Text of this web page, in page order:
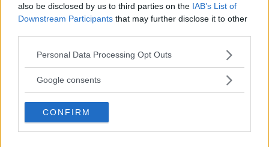
also be disclosed by us to third parties on the IAB’s List of
Downstream Participants that may further disclose it to other
Please note that this website/app uses one or more Google
not limited to your visit or usage behaviour. You may click to
use your data for below specified purposes in below Google
consent section.
Personal Data Processing Opt Outs
Google consents
CONFIRM
Jason Momoa, quando ci porti alle Hawaii con
te?
Seguici anche su Google News!
Entra nel nostro canale